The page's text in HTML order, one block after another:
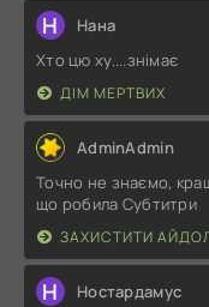
Н Нана
Хто цю ху....знімає
ДІМ МЕРТВИХ
AdminAdmin
Точно не знаємо,
що робила Субтитри
ЗАХИСТИТИ
Н Ностардамус